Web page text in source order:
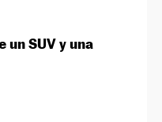
un SUV y una